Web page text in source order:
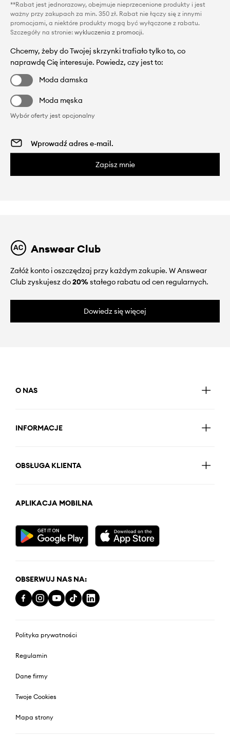
**Rabat jest jednorazowy, obejmuje nieprzecenione produkty i jest
ważny przy zakupach za min. 350 zł. Rabat nie łączy się z innymi
promocjami, a niektóre produkty mogą być wyłączone z rabatu.
Szczegóły na stronie: wykluczenia z promocji.
Chcemy, żeby do Twojej skrzynki trafiało tylko to, co
naprawdę Cię interesuje. Powiedz, czy jest to:
Moda damska
Moda męska
Wybór oferty jest opcjonalny
Zapisz mnie
Answear Club
Załóż konto i oszczędzaj przy każdym zakupie. W Answear
Club zyskujesz do20%stałego rabatu od cen regularnych.
Dowiedz się więcej
O NAS
INFORMACJE
OBSŁUGA KLIENTA
APLIKACJA MOBILNA
OBSERWUJ NAS NA:
Polityka prywatności
Regulamin
Dane firmy
Twoje Cookies
Mapa strony